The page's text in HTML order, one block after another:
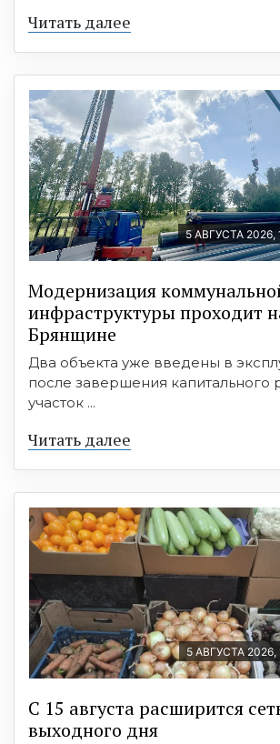
Читать далее
5 АВГУСТА 2026,
Модернизация
инфраструктуры проходит
Брянщине
Два объекта уже введены в
после завершения капитального
участок ...
Читать далее
5 АВГУСТА 2026,
С 15 августа расширится
выходного дня